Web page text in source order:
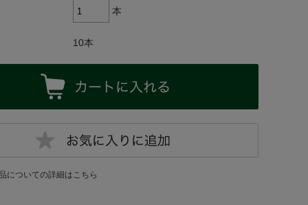
本
10本
についての詳細はこちら